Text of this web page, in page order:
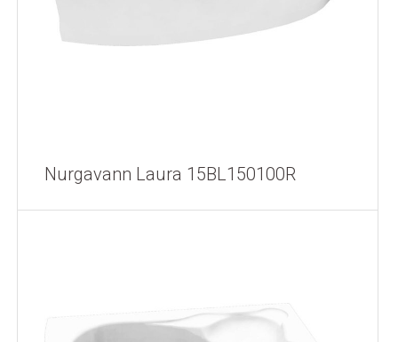
Nurgavann Laura 15BL150100R